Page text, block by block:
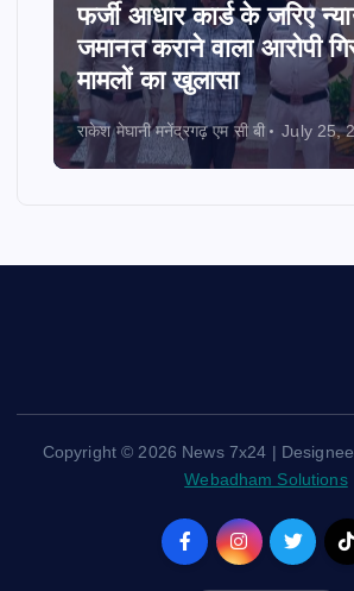
फर्जी आधार कार्ड के जरिए
जमानत कराने वाला आरोपी
मामलों का खुलासा
राकेश मेघानी मनेंद्रगढ़ एम सी बी July 25,
Copyright © 2026 News 7x24 |
Webadham Solutions